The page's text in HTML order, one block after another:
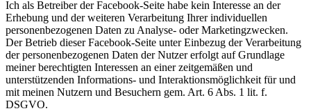
Ich als Betreiber der Facebook-Seite habe kein Interesse an der
Erhebung und der weiteren Verarbeitung Ihrer individuellen
personenbezogenen Daten zu Analyse- oder Marketingzwecken.
Der Betrieb dieser Facebook-Seite unter Einbezug der Verarbeitung
der personenbezogenen Daten der Nutzer erfolgt auf Grundlage
meiner berechtigten Interessen an einer zeitgemäßen und
unterstützenden Informations- und Interaktionsmöglichkeit für und
mit meinen Nutzern und Besuchern gem. Art. 6 Abs. 1 lit. f.
DSGVO.